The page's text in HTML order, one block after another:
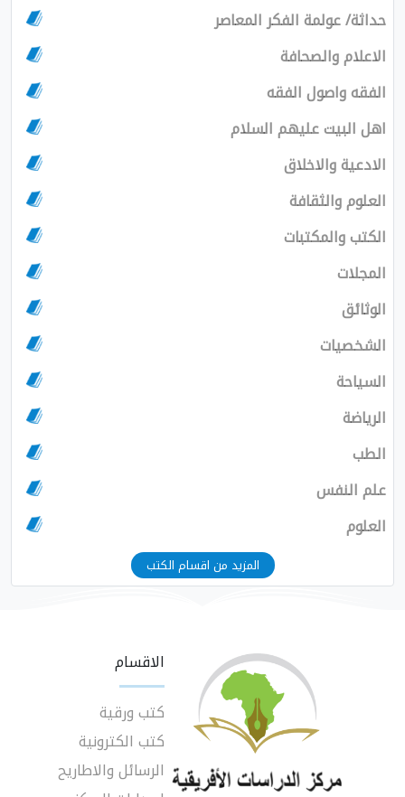
حداثة/ عولمة الفكر المعاصر
الاعلام والصحافة
الفقه واصول الفقه
اهل البيت عليهم السلام
الادعية والاخلاق
العلوم والثقافة
الكتب والمكتبات
المجلات
الوثائق
الشخصيات
السياحة
الرياضة
الطب
علم النفس
العلوم
المزيد من اقسام الكتب
الاقسام
كتب ورقية
كتب الكترونية
الرسائل والاطاريح